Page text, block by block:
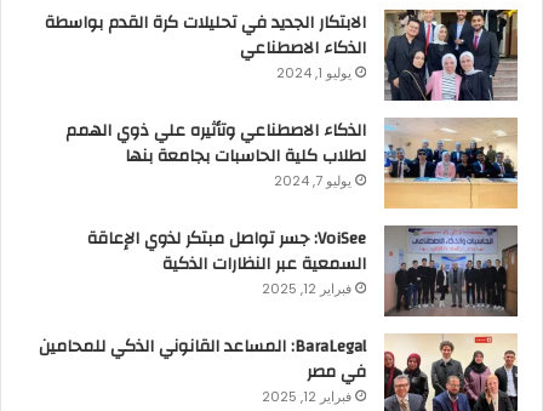
الابتكار الجديد في تحليلات كرة القدم بواسطة
الذكاء الاصطناعي
يوليو 1, 2024
الذكاء الاصطناعي وتأثيره علي ذوي الهمم
لطلاب كلية الحاسبات بجامعة بنها
يوليو 7, 2024
VoiSee: جسر تواصل مبتكر لذوي الإعاقة
السمعية عبر النظارات الذكية
فبراير 12, 2025
BaraLegal: المساعد القانوني الذكي للمحامين
في مصر
فبراير 12, 2025